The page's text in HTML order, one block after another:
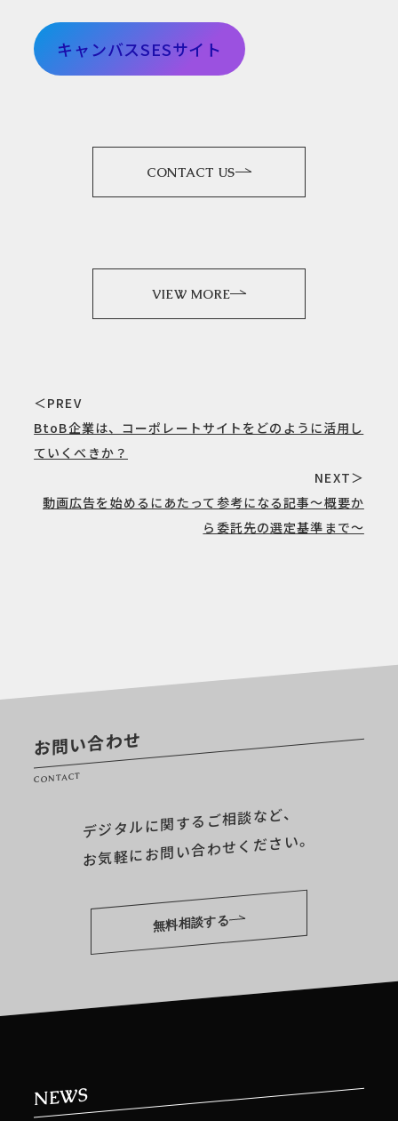
キャンバスSESサイト
CONTACT US
VIEW MORE
＜PREV
BtoB企業は、コーポレートサイトをどのように活用し
ていくべきか？
NEXT＞
動画広告を始めるにあたって参考になる記事～概要か
ら委託先の選定基準まで～
お問い合わせ
CONTACT
デジタルに関するご相談など、
お気軽にお問い合わせください。
無料相談する
NEWS